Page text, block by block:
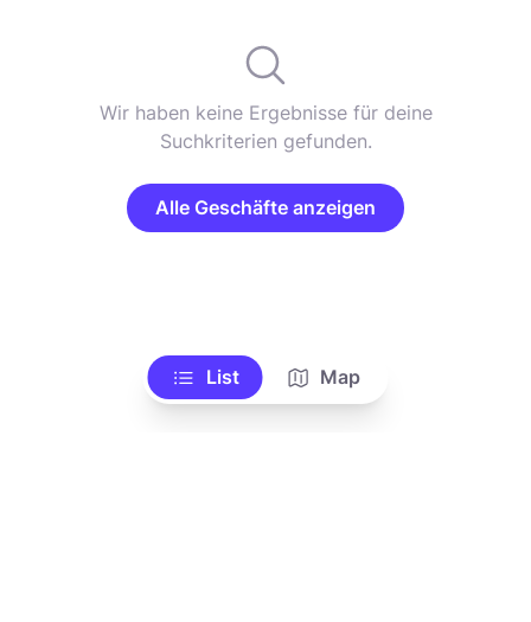
Wir haben keine Ergebnisse für deine
Suchkriterien gefunden.
Alle Geschäfte anzeigen
List Map